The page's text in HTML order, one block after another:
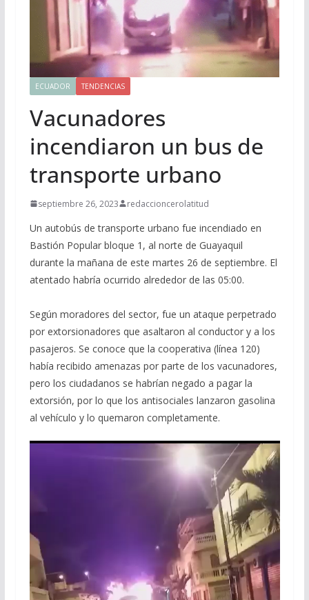
ECUADOR TENDENCIAS
Vacunadores
incendiaron un bus de
transporte urbano
septiembre 26, 2023 redaccioncerolatitud
Un autobús de transporte urbano fue incendiado en
Bastión Popular bloque 1, al norte de Guayaquil
durante la mañana de este martes 26 de septiembre. El
atentado habría ocurrido alrededor de las 05:00.
Según moradores del sector, fue un ataque perpetrado
por extorsionadores que asaltaron al conductor y a los
pasajeros. Se conoce que la cooperativa (línea 120)
había recibido amenazas por parte de los vacunadores,
pero los ciudadanos se habrían negado a pagar la
extorsión, por lo que los antisociales lanzaron gasolina
al vehículo y lo quemaron completamente.